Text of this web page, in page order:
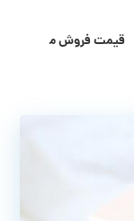
قیمت فروش م